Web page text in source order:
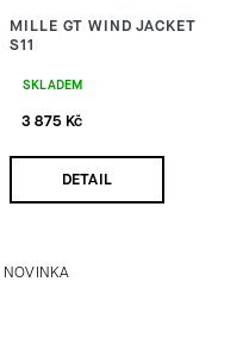
MILLE GT WIND JACKET
S11
SKLADEM
3 875 Kč
DETAIL
NOVINKA